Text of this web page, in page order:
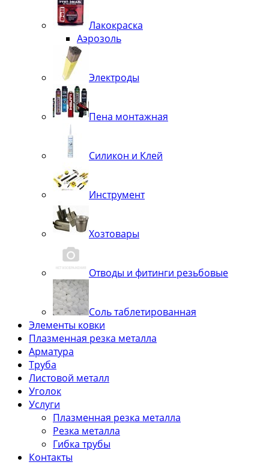
Лакокраска
Аэрозоль
Электроды
Пена монтажная
Силикон и Клей
Инструмент
Хозтовары
Отводы и фитинги резьбовые
Соль таблетированная
Элементы ковки
Плазменная резка металла
Арматура
Труба
Листовой металл
Уголок
Услуги
Плазменная резка металла
Резка металла
Гибка трубы
Контакты